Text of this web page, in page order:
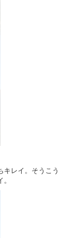
レイ。そうこう